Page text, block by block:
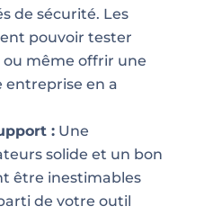
de sécurité. Les
pouvoir tester
même offrir une
entreprise en a
:Une
solide et un bon
être inestimables
de votre outil